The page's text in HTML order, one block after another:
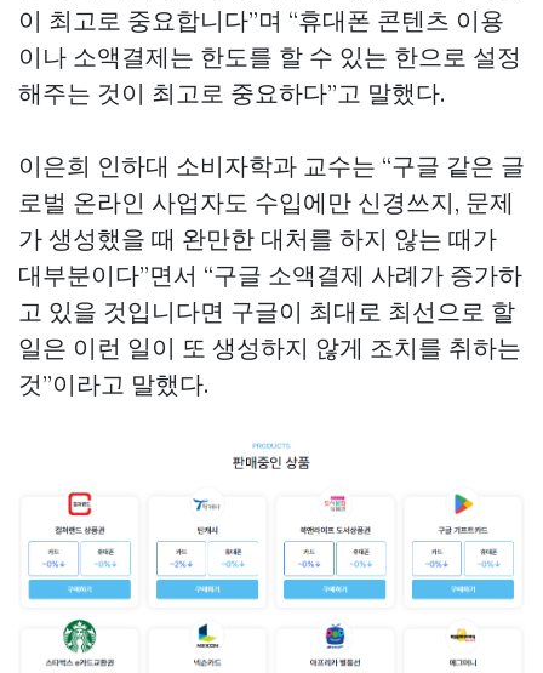
이 최고로 중요합니다”며 “휴대폰 콘텐츠 이용
이나 소액결제는 한도를 할 수 있는 한으로 설정
해주는 것이 최고로 중요하다”고 말했다.
이은희 인하대 소비자학과 교수는 “구글 같은 글
로벌 온라인 사업자도 수입에만 신경쓰지, 문제
가 생성했을 때 완만한 대처를 하지 않는 때가
대부분이다”면서 “구글 소액결제 사례가 증가하
고 있을 것입니다면 구글이 최대로 최선으로 할
일은 이런 일이 또 생성하지 않게 조치를 취하는
것”이라고 말했다.